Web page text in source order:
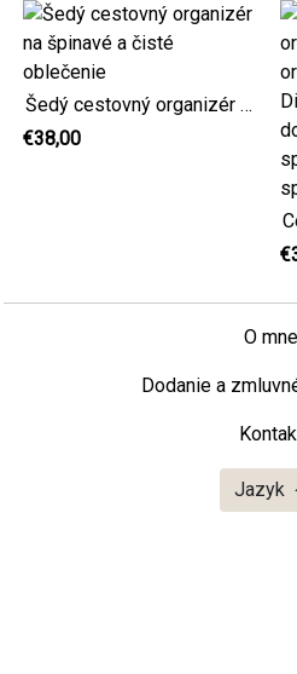
Šedý cestovný organizér na špinavé a čisté oblečenie
€38,00
O mne
Dodanie a
Jazyk